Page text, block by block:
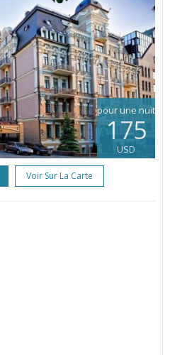
pour une nuit
175
USD
Voir Sur La Carte